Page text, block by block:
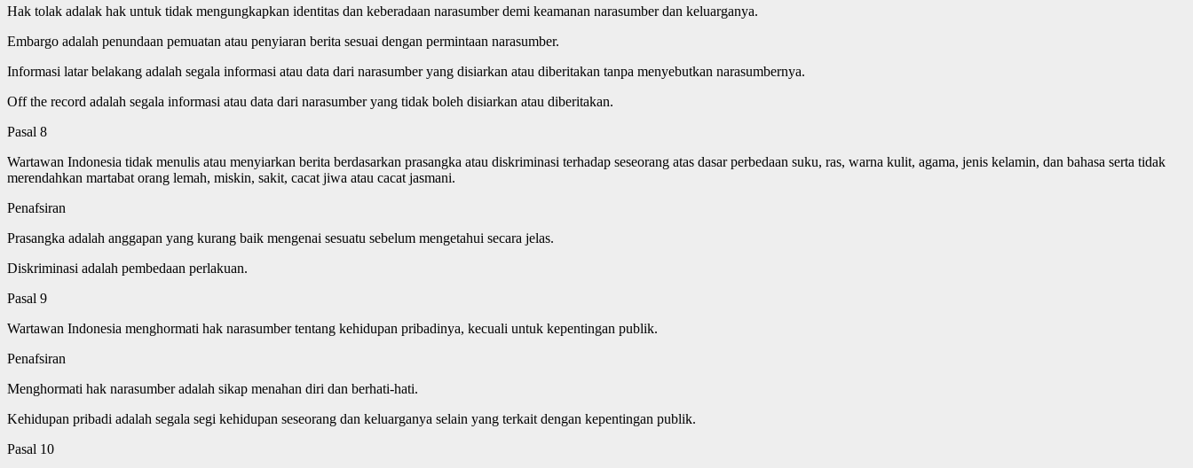
Hak tolak adalak hak untuk tidak mengungkapkan identitas dan keberadaan narasumber demi keamanan narasumber dan keluarganya.
Embargo adalah penundaan pemuatan atau penyiaran berita sesuai dengan permintaan narasumber.
Informasi latar belakang adalah segala informasi atau data dari narasumber yang disiarkan atau diberitakan tanpa menyebutkan narasumbernya.
Off the record adalah segala informasi atau data dari narasumber yang tidak boleh disiarkan atau diberitakan.
Pasal 8
Wartawan Indonesia tidak menulis atau menyiarkan berita berdasarkan prasangka atau diskriminasi terhadap seseorang atas dasar perbedaan suku, ras, warna kulit, agama, jenis kelamin, dan bahasa serta tidak
merendahkan martabat orang lemah, miskin, sakit, cacat jiwa atau cacat jasmani.
Penafsiran
Prasangka adalah anggapan yang kurang baik mengenai sesuatu sebelum mengetahui secara jelas.
Diskriminasi adalah pembedaan perlakuan.
Pasal 9
Wartawan Indonesia menghormati hak narasumber tentang kehidupan pribadinya, kecuali untuk kepentingan publik.
Penafsiran
Menghormati hak narasumber adalah sikap menahan diri dan berhati-hati.
Kehidupan pribadi adalah segala segi kehidupan seseorang dan keluarganya selain yang terkait dengan kepentingan publik.
Pasal 10